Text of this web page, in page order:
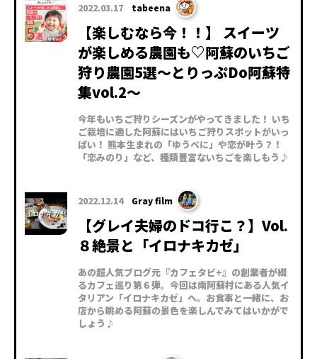
2022.03.17 tabeena
【楽しむなら今！！】 スイーツ
が楽しめる農園も♡阿蘇のいちご
狩り農園5選～とりっぷDo阿蘇特
集vol.2～
今年もいちご狩りシーズンがやってきました！ いち
ご栽培に適した阿蘇にはいちご狩りスポットがいっ
ぱい！ 熊本生まれの「ゆうべに」や恋が叶う？！
「恋みのり」など、種類豊富ないちごを楽しもう♪
2022.12.14 Gray film
【グレイ夫婦のドコ行こ？】Vol.
８絶景と「イロナキカゼ」
あの超人気ブログ元『カフェタビ+』の創業者が綴
るカフェ巡り第６弾。今回は南阿蘇村にある人気イ
タリアン「イロナキカゼ」へ。お食事と一緒に、お
店から眺める阿蘇の景色を楽しんでみてはいかがで
しょう♪